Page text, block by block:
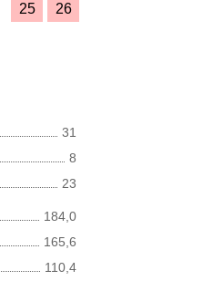
25
26
31
8
23
184,0
165,6
110,4